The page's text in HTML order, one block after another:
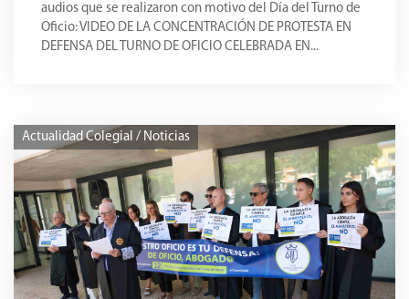
audios que se realizaron con motivo del Día del Turno de
Oficio: VIDEO DE LA CONCENTRACIÓN DE PROTESTA EN
DEFENSA DEL TURNO DE OFICIO CELEBRADA EN...
Actualidad Colegial / Noticias